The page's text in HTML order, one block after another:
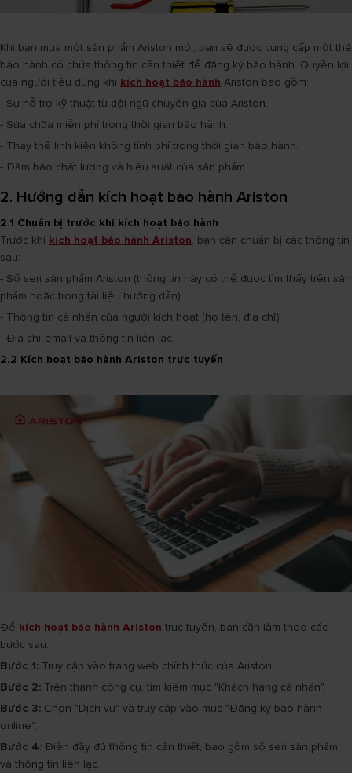
Khi bạn mua một sản phẩm Ariston mới, bạn sẽ được cung cấp một thẻ
bảo hành có chứa thông tin cần thiết để đăng ký bảo hành. Quyền lợi
của người tiêu dùng khi kích hoạt bảo hành Ariston bao gồm:
- Sự hỗ trợ kỹ thuật từ đội ngũ chuyên gia của Ariston.
- Sửa chữa miễn phí trong thời gian bảo hành.
- Thay thế linh kiện không tính phí trong thời gian bảo hành.
- Đảm bảo chất lượng và hiệu suất của sản phẩm.
2. Hướng dẫn kích hoạt bảo hành Ariston
2.1 Chuẩn bị trước khi kích hoạt bảo hành
Trước khi kích hoạt bảo hành Ariston, bạn cần chuẩn bị các thông tin
sau:
- Số seri sản phẩm Ariston (thông tin này có thể được tìm thấy trên sản
phẩm hoặc trong tài liệu hướng dẫn).
- Thông tin cá nhân của người kích hoạt (họ tên, địa chỉ)
- Địa chỉ email và thông tin liên lạc.
2.2 Kích hoạt bảo hành Ariston trực tuyến
Để kích hoạt bảo hành Ariston trực tuyến, bạn cần làm theo các
bước sau:
Bước 1: Truy cập vào trang web chính thức của Ariston.
Bước 2: Trên thanh công cụ, tìm kiếm mục "Khách hàng cá nhân".
Bước 3: Chọn "Dịch vụ" và truy cập vào mục "Đăng ký bảo hành
online".
Bước 4: Điền đầy đủ thông tin cần thiết, bao gồm số seri sản phẩm
và thông tin liên lạc.